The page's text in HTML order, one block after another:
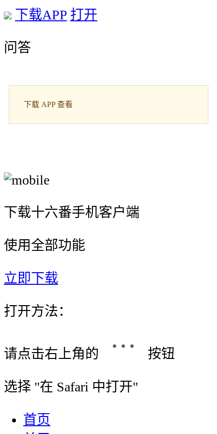
下载APP 打开
问答
下载 APP 查看
下载十六番手机客户端
使用全部功能
立即下载
打开方法：
请点击右上角的 按钮
选择 "在 Safari 中打开"
首页